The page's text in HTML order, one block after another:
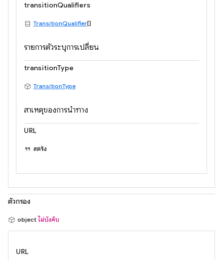
transitionQualifiers
TransitionQualifier[]
รายการตัวระบุการเปลี่ยน
transitionType
TransitionType
สาเหตุของการนำทาง
URL
สตริง
ตัวกรอง
object ไม่บังคับ
URL